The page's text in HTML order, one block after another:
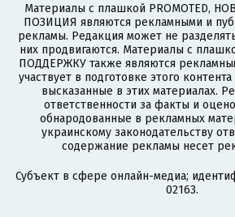
Материалы с плашкой PROMOTED,
ПОЗИЦИЯ являются рекламными и
рекламы. Редакция может не
них продвигаются. Материалы с
ПОДДЕРЖКУ также являются
участвует в подготовке этого
высказанные в этих материалах.
ответственности за факты и
обнародованные в рекламных
украинскому законодательству
содержание рекламы несет
Субъект в сфере онлайн-медиа;
02163.